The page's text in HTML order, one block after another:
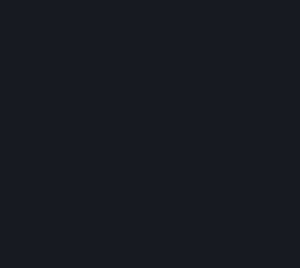
puedes solicitarlo igualmente y lo
jurisdicciones, los clientes pueden
reembolso cuando el juego está
Se te hará un reembolso completo de
una semana tras su aprobación.
Cartera de Steam o mediante el mismo
utilizaste para hacer la compra. Si, por
puede realizar un reembolso a través
inicial, se acreditará el importe total en
(Algunos de los métodos de pago
pueden no admitir el reembolso de una
Haz clic aquí para ver